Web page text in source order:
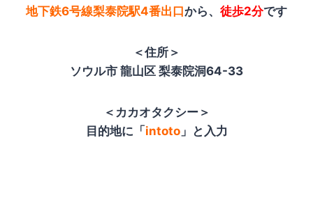
地下鉄6号線梨泰院駅4番出口から、 徒歩2分です
＜住所＞
ソウル市 龍山区 梨泰院洞64-33
＜カカオタクシー＞
目的地に「intoto」と入力